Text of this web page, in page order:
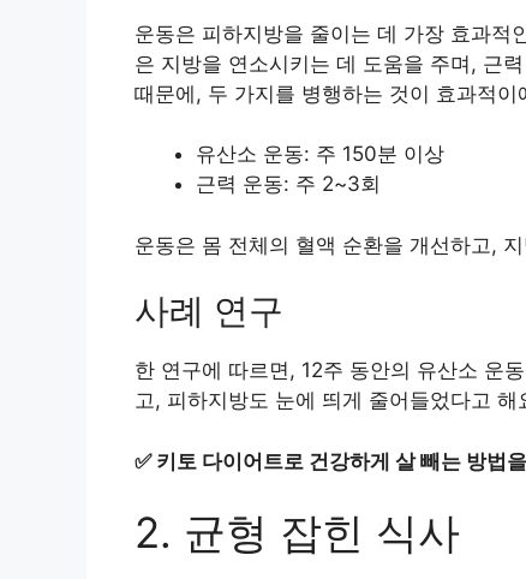
운동은 피하지방을 줄이는 데 가장 효과적
은 지방을 연소시키는 데 도움을 주며, 근
때문에, 두 가지를 병행하는 것이 효과적이
유산소 운동: 주 150분 이상
근력 운동: 주 2~3회
운동은 몸 전체의 혈액 순환을 개선하고,
사례 연구
한 연구에 따르면, 12주 동안의 유산소 운
고, 피하지방도 눈에 띄게 줄어들었다고
✅ 키토 다이어트로 건강하게 살 빼는 방법
2. 균형 잡힌 식사